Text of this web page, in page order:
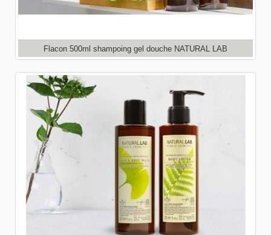
Flacon 500ml shampoing gel douche NATURAL LAB